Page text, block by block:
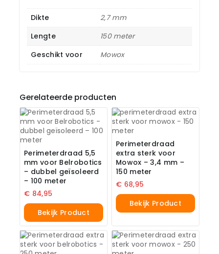
Dikte
2,7 mm
Lengte
150 meter
Geschikt voor
Mowox
Gerelateerde producten
Perimeterdraad 5,5
mm voor Belrobotics
– dubbel geïsoleerd
– 100 meter
€ 84,95
Bekijk Product
Perimeterdraad
extra sterk voor
Mowox – 3,4 mm –
150 meter
€ 68,95
Bekijk Product